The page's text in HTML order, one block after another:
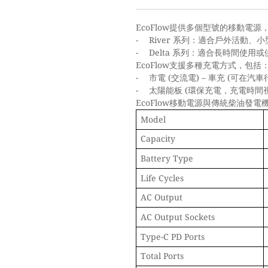
EcoFlow提供多個型號的移動電源
- River 系列：適合戶外活動、小
- Delta 系列：適合長時間使用或
EcoFlow支援多種充電方式，包括
- 市電 (交流電) – 車充 (可在汽車
- 太陽能板 (環保充電，充電時間
EcoFlow移動電源與傳統柴油發電
Model
Capacity
Battery Type
Life Cycles
AC Output
AC Output Sockets
Type-C PD Ports
Total Ports